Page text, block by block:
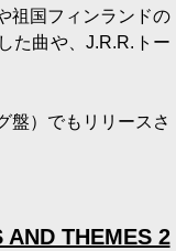
祖国フィンランドの
た曲や、J.R.R.トー
盤）でもリリースさ
AND THEMES 2